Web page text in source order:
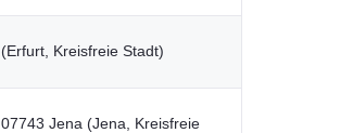
(Erfurt, Kreisfreie Stadt)
07743 Jena (Jena, Kreisfreie